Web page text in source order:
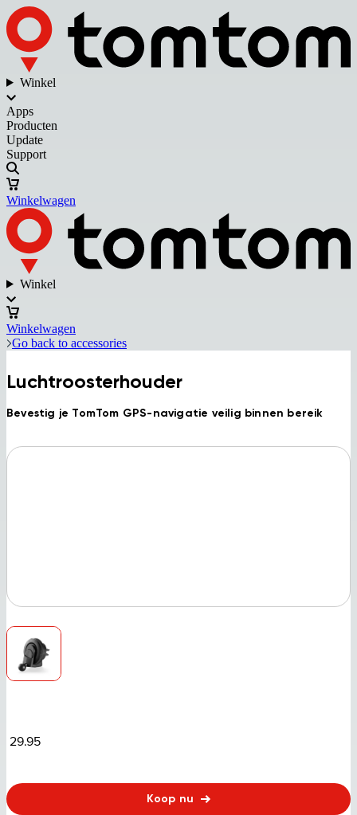
Winkel
Apps
Producten
Update
Support
Winkelwagen
Winkel
Winkelwagen
Go back to accessories
Luchtroosterhouder
Bevestig je TomTom GPS-navigatie veilig binnen bereik
29.95
Koop nu